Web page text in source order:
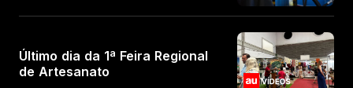
Último dia da 1ª Feira Regional
de Artesanato